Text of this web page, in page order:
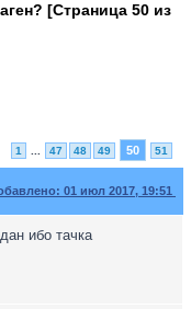
[Страница 50 из
1 47 48 49 50 51
01 июл 2017, 19:51
ибо тачка